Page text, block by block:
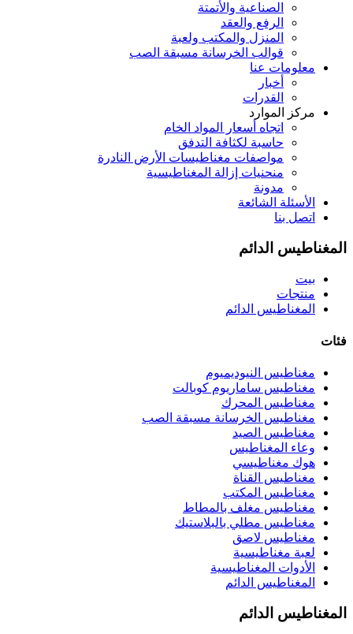
الصناعية والأتمتة
الرفع والعقد
المنزل والمكتب ولعبة
قوالب الخرسانة مسبقة الصب
معلومات عنا
أخبار
القدرات
مركز الموارد
اتجاه أسعار المواد الخام
حاسبة لكثافة التدفق
مواصفات مغناطيسات الأرض النادرة
منحنيات إزالة المغناطيسية
مدونة
الأسئلة الشائعة
اتصل بنا
المغناطيس الدائم
بيت
منتجات
المغناطيس الدائم
فئات
مغناطيس النيوديميوم
مغناطيس ساماريوم كوبالت
مغناطيس المحرك
مغناطيس الخرسانة مسبقة الصب
مغناطيس الصيد
وعاء المغناطيس
هوك مغناطيسي
مغناطيس القناة
مغناطيس المكتب
مغناطيس مغلف بالمطاط
مغناطيس مطلي بالبلاستيك
مغناطيس لاصق
لعبة مغناطيسية
الأدوات المغناطيسية
المغناطيس الدائم
المغناطيس الدائم